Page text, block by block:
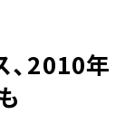
2010年